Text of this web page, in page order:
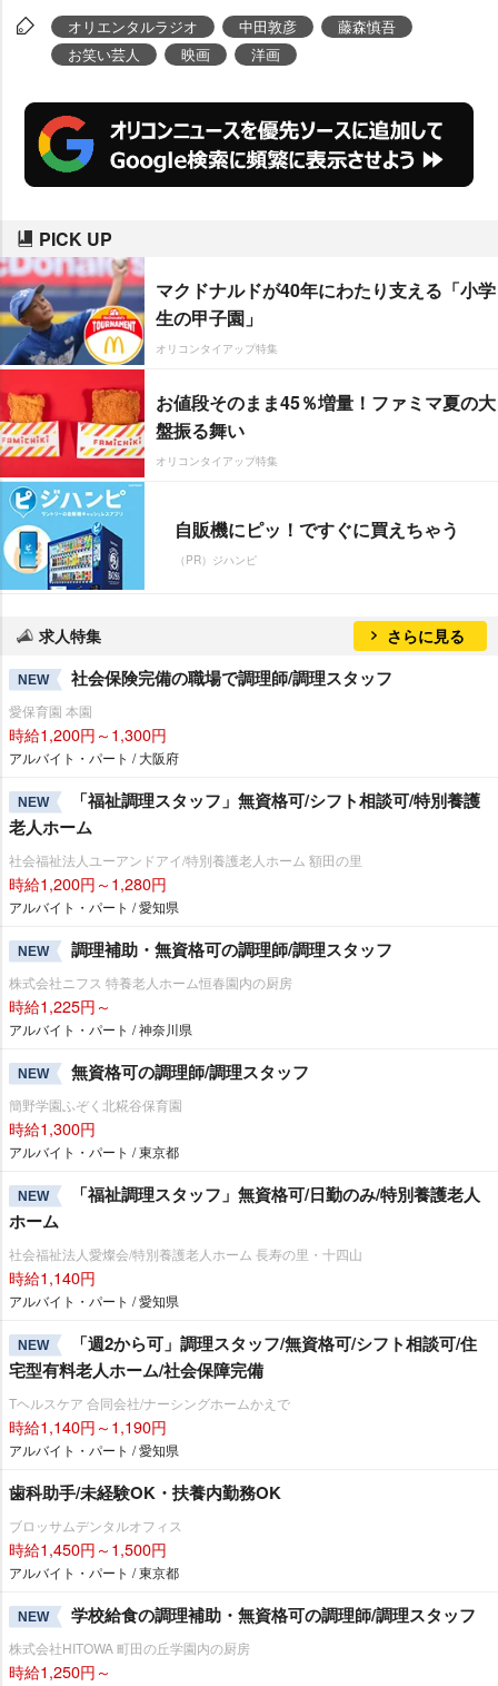
事がありますからね」、藤森慎吾
(32)も「出番は一瞬ですから聞き
た。
オリエンタルラジオ 中田敦彦
藤森慎吾
お笑い芸人
映画 洋画
PICK UP
マクドナルドが40年にわたり支える「小学
生の甲子園」
オリコンタイアップ特集
お値段そのまま45％増量！ファミマ夏の大
盤振る舞い
オリコンタイアップ特集
自販機にピッ！ですぐに買えちゃう
（PR）ジハンピ
求人特集 さらに見る
NEW 社会保険完備の職場で調理師/調理スタッフ
愛保育園 本園
時給1,200円～1,300円
アルバイト・パート / 大阪府
NEW
「福祉調理スタッフ」無資格可/シフト相談可/特別養護
老人ホーム
社会福祉法人ユーアンドアイ/特別養護老人ホーム 額田の里
時給1,200円～1,280円
アルバイト・パート / 愛知県
NEW 調理補助・無資格可の調理師/調理スタッフ
株式会社ニフス 特養老人ホーム恒春園内の厨房
時給1,225円～
アルバイト・パート / 神奈川県
NEW 無資格可の調理師/調理スタッフ
簡野学園ふぞく北糀谷保育園
時給1,300円
アルバイト・パート / 東京都
NEW
「福祉調理スタッフ」無資格可/日勤のみ/特別養護老人
ホーム
社会福祉法人愛燦会/特別養護老人ホーム 長寿の里・十四山
時給1,140円
アルバイト・パート / 愛知県
NEW
「週2から可」調理スタッフ/無資格可/シフト相談可/住
宅型有料老人ホーム/社会保障完備
Tヘルスケア 合同会社/ナーシングホームかえで
時給1,140円～1,190円
アルバイト・パート / 愛知県
歯科助手/未経験OK・扶養内勤務OK
ブロッサムデンタルオフィス
時給1,450円～1,500円
アルバイト・パート / 東京都
NEW 学校給食の調理補助・無資格可の調理師/調理スタッフ
株式会社HITOWA 町田の丘学園内の厨房
時給1,250円～